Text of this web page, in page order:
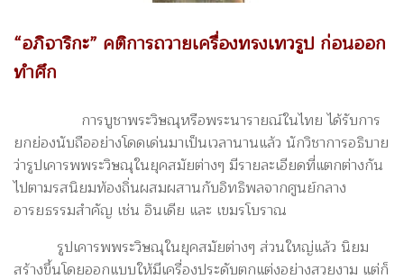
“อภิจาริกะ” คติการถวายเครื่องทรงเทวรูป ก่อนออก
ทำศึก
การบูชาพระวิษณุหรือพระนารายณ์ในไทย ได้รับการ
ยกย่องนับถืออย่างโดดเด่นมาเป็นเวลานานแล้ว นักวิชาการอธิบาย
ว่ารูปเคารพพระวิษณุในยุคสมัยต่างๆ มีรายละเอียดที่แตกต่างกัน
ไปตามรสนิยมท้องถิ่นผสมผสานกับอิทธิพลจากศูนย์กลาง
อารยธรรมสำคัญ เช่น อินเดีย และ เขมรโบราณ
รูปเคารพพระวิษณุในยุคสมัยต่างๆ ส่วนใหญ่แล้ว นิยม
สร้างขึ้นโดยออกแบบให้มีเครื่องประดับตกแต่งอย่างสวยงาม แต่ก็